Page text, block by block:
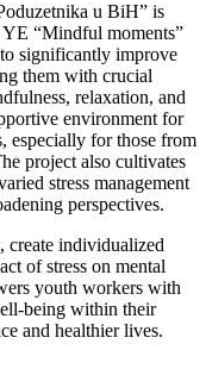
u BiH” is
“Mindful moments”
significantly improve
them with crucial
relaxation, and
environment for
especially for those from
project also cultivates
stress management
perspectives.
create individualized
of stress on mental
youth workers with
being within their
and healthier lives.